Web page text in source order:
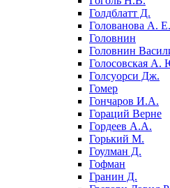
Голдблатт Д.
Голованова А. Е.
Головнин
Головнин
Голосовская А.
Голсуорси Дж.
Гомер
Гончаров И.А.
Гораций Верне
Гордеев А.А.
Горький М.
Гоулман Д.
Гофман
Гранин Д.